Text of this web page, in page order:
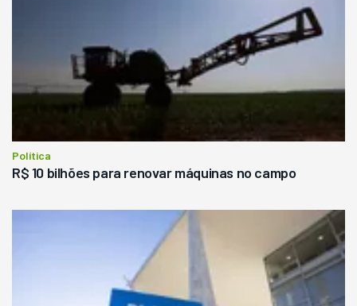
Política
R$ 10 bilhões para renovar máquinas no campo